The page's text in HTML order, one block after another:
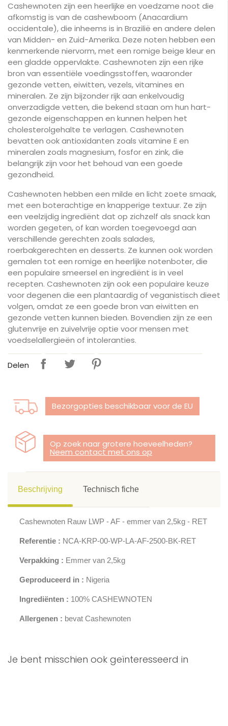
Cashewnoten zijn een heerlijke en voedzame noot die
afkomstig is van de cashewboom (Anacardium
occidentale), die inheems is in Brazilië en andere delen
van Midden- en Zuid-Amerika. Deze noten hebben een
kenmerkende niervorm, met een romige beige kleur en
een gladde oppervlakte. Cashewnoten zijn een rijke
bron van essentiële voedingsstoffen, waaronder
gezonde vetten, eiwitten, vezels, vitamines en
mineralen. Ze zijn bijzonder rijk aan enkelvoudig
onverzadigde vetten, die bekend staan om hun hart-
gezonde eigenschappen en kunnen helpen het
cholesterolgehalte te verlagen. Cashewnoten
bevatten ook antioxidanten zoals vitamine E en
mineralen zoals magnesium, fosfor en zink, die
belangrijk zijn voor het behoud van een goede
gezondheid.
Cashewnoten hebben een milde en licht zoete smaak,
met een boterachtige en knapperige textuur. Ze zijn
een veelzijdig ingrediënt dat op zichzelf als snack kan
worden gegeten, of kan worden toegevoegd aan
verschillende gerechten zoals salades,
roerbakgerechten en desserts. Ze kunnen ook worden
gemalen tot een romige en heerlijke notenboter, die
een populaire smeersel en ingrediënt is in veel
recepten. Cashewnoten zijn ook een populaire keuze
voor degenen die een plantaardig of veganistisch dieet
volgen, omdat ze een goede bron van eiwitten en
gezonde vetten kunnen bieden. Bovendien zijn ze een
glutenvrije en zuivelvrije optie voor mensen met
voedselallergieën of intoleranties.
Delen
Bezorgopties beschikbaar voor de EU
Op zoek naar grotere hoeveelheden?
Neem contact met ons op
Beschrijving Technisch fiche
Cashewnoten Rauw LWP - AF - emmer van 2,5kg - RET
Referentie : NCA-KRP-00-WP-LA-AF-2500-BK-RET
Verpakking : Emmer van 2,5kg
Geproduceerd in : Nigeria
Ingrediënten : 100% CASHEWNOTEN
Allergenen : bevat Cashewnoten
Je bent misschien ook geïnteresseerd in